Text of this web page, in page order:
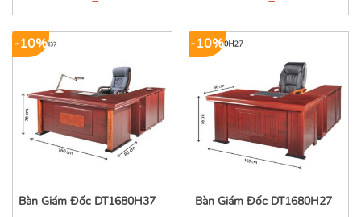
of
of
-10%
Bàn Giám Đốc DT1680H37
-10%
Bàn Giám Đốc DT1680H27